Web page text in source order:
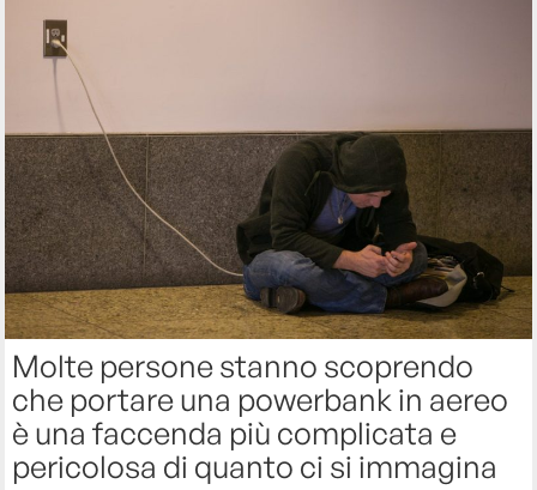
Molte persone stanno scoprendo
che portare una powerbank in aereo
è una faccenda più complicata e
pericolosa di quanto ci si immagina